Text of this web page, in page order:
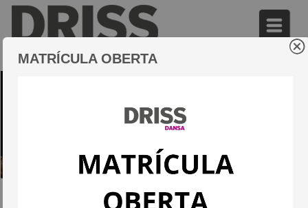
MATRÍCULA OBERTA